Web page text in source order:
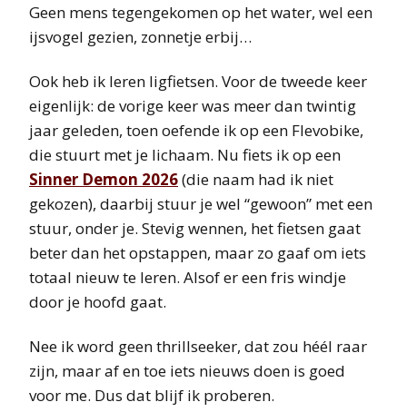
Geen mens tegengekomen op het water, wel een
ijsvogel gezien, zonnetje erbij…
Ook heb ik leren ligfietsen. Voor de tweede keer
eigenlijk: de vorige keer was meer dan twintig
jaar geleden, toen oefende ik op een Flevobike,
die stuurt met je lichaam. Nu fiets ik op een
Sinner Demon 2026(die naam had ik niet
gekozen), daarbij stuur je wel “gewoon” met een
stuur, onder je. Stevig wennen, het fietsen gaat
beter dan het opstappen, maar zo gaaf om iets
totaal nieuw te leren. Alsof er een fris windje
door je hoofd gaat.
Nee ik word geen thrillseeker, dat zou héél raar
zijn, maar af en toe iets nieuws doen is goed
voor me. Dus dat blijf ik proberen.